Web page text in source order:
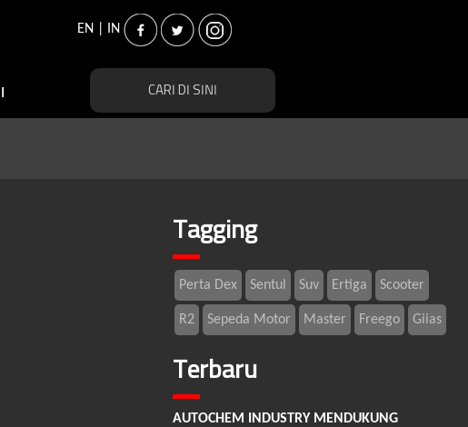
EN IN
Tagging
Perta Dex Sentul Suv Ertiga Scooter
R2 Sepeda Motor Master Freego Giias
Terbaru
AUTOCHEM INDUSTRY MENDUKUNG